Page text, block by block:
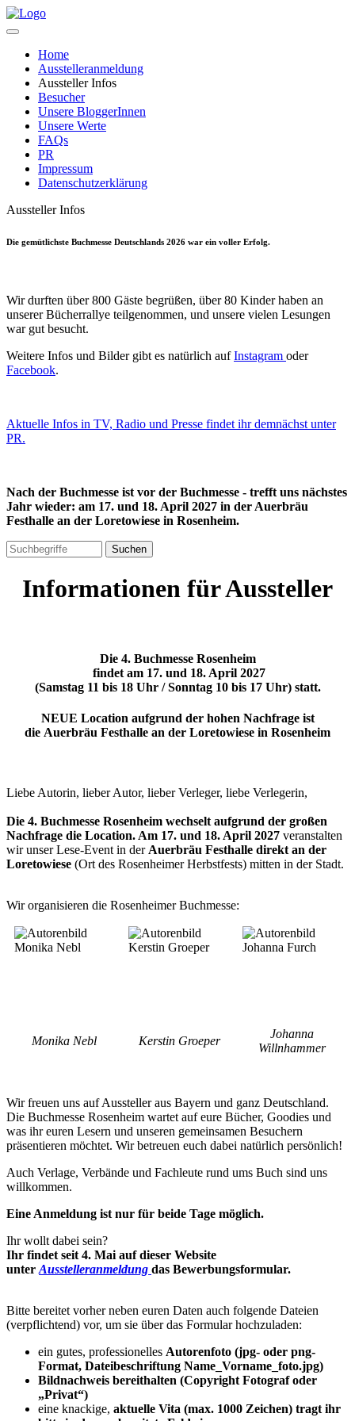
Home
Ausstelleranmeldung
Aussteller Infos
Besucher
Unsere BloggerInnen
Unsere Werte
FAQs
PR
Impressum
Datenschutzerklärung
Aussteller Infos
Die gemütlichste Buchmesse Deutschlands 2026 war ein voller Erfolg.
Wir durften über 800 Gäste begrüßen, über 80 Kinder haben an
unserer Bücherrallye teilgenommen, und unsere vielen Lesungen
war gut besucht.
Weitere Infos und Bilder gibt es natürlich aufInstagram oder
Facebook.
Aktuelle Infos in TV, Radio und Presse findet ihr demnächst unter
PR.
Nach der Buchmesse ist vor der Buchmesse - trefft uns nächstes
Jahr wieder: am 17. und 18. April 2027 in der Auerbräu
Festhalle an der Loretowiese in Rosenheim.
Informationen für Aussteller
Die 4. Buchmesse Rosenheim
findet am 17. und 18. April 2027
(Samstag 11 bis 18 Uhr / Sonntag 10 bis 17 Uhr) statt.
NEUE Location aufgrund der hohen Nachfrage ist
die Auerbräu Festhalle an der Loretowiese in Rosenheim
Liebe Autorin, lieber Autor, lieber Verleger, liebe Verlegerin,
Die 4. Buchmesse Rosenheim wechselt aufgrund der großen
Nachfrage die Location. Am 17. und 18. April 2027 veranstalten
wir unser Lese-Event in der Auerbräu Festhalle direkt an der
Loretowiese (Ort des Rosenheimer Herbstfests) mitten in der Stadt.
Wir organisieren die Rosenheimer Buchmesse:
Monika Nebl Kerstin Groeper
Johanna
Willnhammer
Wir freuen uns auf Aussteller aus Bayern und ganz Deutschland.
Die Buchmesse Rosenheim wartet auf eure Bücher, Goodies und
was ihr euren Lesern und unseren gemeinsamen Besuchern
präsentieren möchtet. Wir betreuen euch dabei natürlich persönlich!
Auch Verlage, Verbände und Fachleute rund ums Buch sind uns
willkommen.
Eine Anmeldung ist nur für beide Tage möglich.
Ihr wollt dabei sein?
Ihr findet seit 4. Mai auf dieser Website
unter Ausstelleranmeldung das Bewerbungsformular.
Bitte bereitet vorher neben euren Daten auch folgende Dateien
(verpflichtend) vor, um sie über das Formular hochzuladen:
ein gutes, professionelles Autorenfoto (jpg- oder png-
Format, Dateibeschriftung Name_Vorname_foto.jpg)
Bildnachweis bereithalten (Copyright Fotograf oder
„Privat“)
eine knackige, aktuelle Vita (max. 1000 Zeichen) tragt ihr